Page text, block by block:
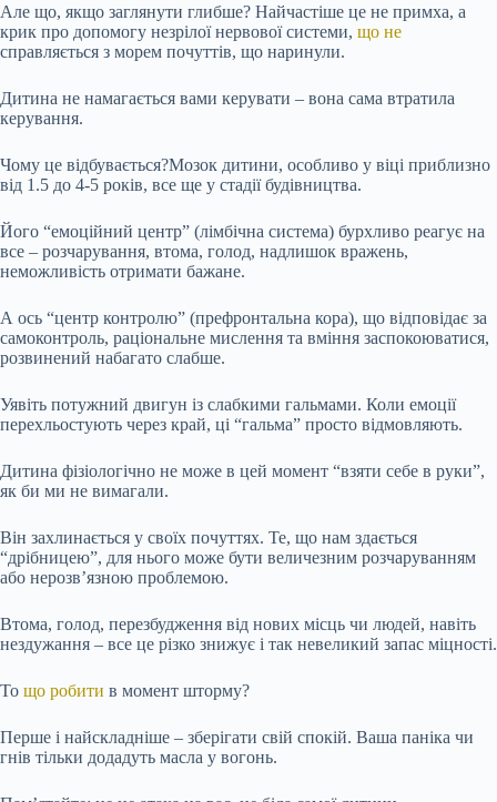
Але що, якщо заглянути глибше? Найчастіше це не примха, а
крик про допомогу незрілої нервової системи, що не
справляється з морем почуттів, що наринули.
Дитина не намагається вами керувати – вона сама втратила
керування.
Чому це відбувається?Мозок дитини, особливо у віці приблизно
від 1.5 до 4-5 років, все ще у стадії будівництва.
Його “емоційний центр” (лімбічна система) бурхливо реагує на
все – розчарування, втома, голод, надлишок вражень,
неможливість отримати бажане.
А ось “центр контролю” (префронтальна кора), що відповідає за
самоконтроль, раціональне мислення та вміння заспокоюватися,
розвинений набагато слабше.
Уявіть потужний двигун із слабкими гальмами. Коли емоції
перехльостують через край, ці “гальма” просто відмовляють.
Дитина фізіологічно не може в цей момент “взяти себе в руки”,
як би ми не вимагали.
Він захлинається у своїх почуттях. Те, що нам здається
“дрібницею”, для нього може бути величезним розчаруванням
або нерозв’язною проблемою.
Втома, голод, перезбудження від нових місць чи людей, навіть
нездужання – все це різко знижує і так невеликий запас міцності.
То що робити в момент шторму?
Перше і найскладніше – зберігати свій спокій. Ваша паніка чи
гнів тільки додадуть масла у вогонь.